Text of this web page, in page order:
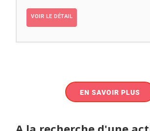
VOIR LE DÉTAIL
EN SAVOIR PLUS